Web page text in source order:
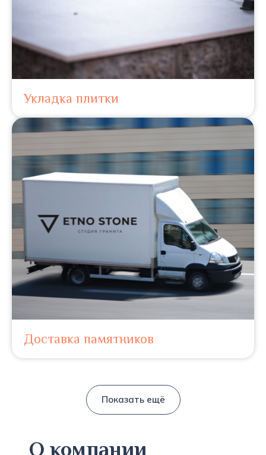
Укладка плитки
Доставка памятников
Показать ещё
О компании